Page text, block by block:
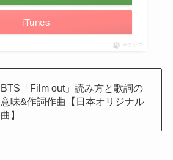
iTunes
ポチップ
BTS「Film out」読み方と歌詞の
意味&作詞作曲【日本オリジナル
曲】